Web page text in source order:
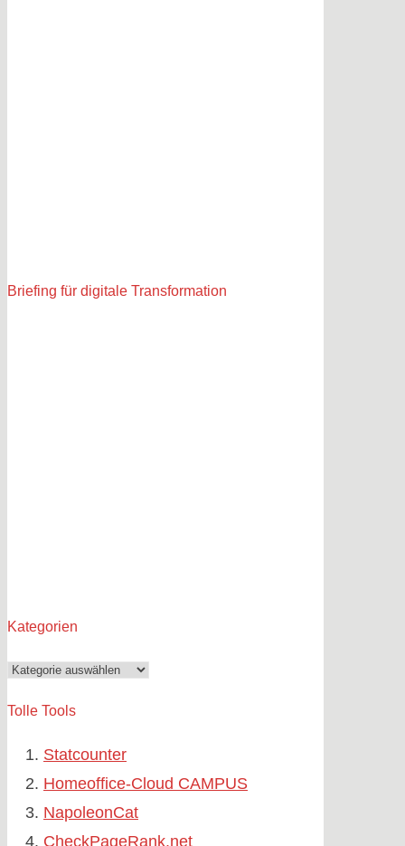
Briefing für digitale Transformation
Kategorien
Kategorien
Tolle Tools
Statcounter
Homeoffice-Cloud CAMPUS
NapoleonCat
CheckPageRank.net